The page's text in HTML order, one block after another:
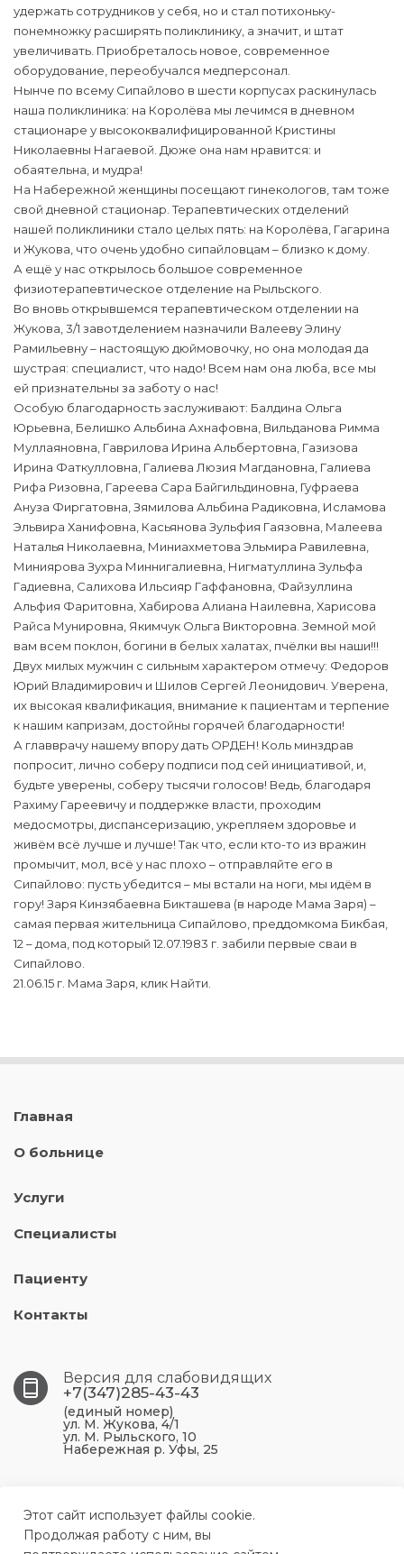
удержать сотрудников у себя, но и стал потихоньку-
понемножку расширять поликлинику, а значит, и штат
увеличивать. Приобреталось новое, современное
оборудование, переобучался медперсонал.
Нынче по всему Сипайлово в шести корпусах раскинулась
наша поликлиника: на Королёва мы лечимся в дневном
стационаре у высококвалифицированной Кристины
Николаевны Нагаевой. Дюже она нам нравится: и
обаятельна, и мудра!
На Набережной женщины посещают гинекологов, там тоже
свой дневной стационар. Терапевтических отделений
нашей поликлиники стало целых пять: на Королёва, Гагарина
и Жукова, что очень удобно сипайловцам – близко к дому.
А ещё у нас открылось большое современное
физиотерапевтическое отделение на Рыльского.
Во вновь открывшемся терапевтическом отделении на
Жукова, 3/1 завотделением назначили Валееву Элину
Рамильевну – настоящую дюймовочку, но она молодая да
шустрая: специалист, что надо! Всем нам она люба, все мы
ей признательны за заботу о нас!
Особую благодарность заслуживают: Балдина Ольга
Юрьевна, Белишко Альбина Ахнафовна, Вильданова Римма
Муллаяновна, Гаврилова Ирина Альбертовна, Газизова
Ирина Фаткулловна, Галиева Люзия Магдановна, Галиева
Рифа Ризовна, Гареева Сара Байгильдиновна, Гуфраева
Ануза Фиргатовна, Зямилова Альбина Радиковна, Исламова
Эльвира Ханифовна, Касьянова Зульфия Гаязовна, Малеева
Наталья Николаевна, Миниахметова Эльмира Равилевна,
Миниярова Зухра Миннигалиевна, Нигматуллина Зульфа
Гадиевна, Салихова Ильсияр Гаффановна, Файзуллина
Альфия Фаритовна, Хабирова Алиана Наилевна, Харисова
Райса Мунировна, Якимчук Ольга Викторовна. Земной мой
вам всем поклон, богини в белых халатах, пчёлки вы наши!!!
Двух милых мужчин с сильным характером отмечу: Федоров
Юрий Владимирович и Шилов Сергей Леонидович. Уверена,
их высокая квалификация, внимание к пациентам и терпение
к нашим капризам, достойны горячей благодарности!
А главврачу нашему впору дать ОРДЕН! Коль минздрав
попросит, лично соберу подписи под сей инициативой, и,
будьте уверены, соберу тысячи голосов! Ведь, благодаря
Рахиму Гареевичу и поддержке власти, проходим
медосмотры, диспансеризацию, укрепляем здоровье и
живём всё лучше и лучше! Так что, если кто-то из вражин
промычит, мол, всё у нас плохо – отправляйте его в
Сипайлово: пусть убедится – мы встали на ноги, мы идём в
гору! Заря Кинзябаевна Бикташева (в народе Мама Заря) –
самая первая жительница Сипайлово, преддомкома Бикбая,
12 – дома, под который 12.07.1983 г. забили первые сваи в
Сипайлово.
21.06.15 г. Мама Заря, клик Найти.
Главная
О больнице
Услуги
Специалисты
Пациенту
Контакты
Версия для слабовидящих
+7(347)285-43-43
(единый номер)
ул. М. Жукова, 4/1
ул. М. Рыльского, 10
Набережная р. Уфы, 25
Жукова, 4/1
Этот сайт использует файлы cookie.
Продолжая работу с ним, вы